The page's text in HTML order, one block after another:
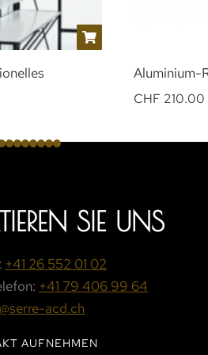
Aluminium-
CHF 210.00
SIE UNS
+41 26 552 01 02
+41 79 406 99 64
acd.ch
AUFNEHMEN